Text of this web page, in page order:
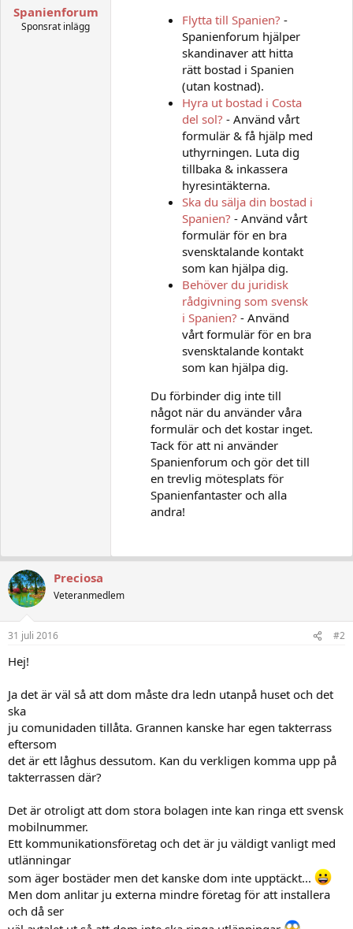
Spanienforum
Sponsrat inlägg
Flytta till Spanien? -
Spanienforum hjälper
skandinaver att hitta
rätt bostad i Spanien
(utan kostnad).
Hyra ut bostad i Costa
del sol? - Använd vårt
formulär & få hjälp med
uthyrningen. Luta dig
tillbaka & inkassera
hyresintäkterna.
Ska du sälja din bostad i
Spanien? - Använd vårt
formulär för en bra
svensktalande kontakt
som kan hjälpa dig.
Behöver du juridisk
rådgivning som svensk
i Spanien? - Använd
vårt formulär för en bra
svensktalande kontakt
som kan hjälpa dig.
Du förbinder dig inte till
något när du använder våra
formulär och det kostar inget.
Tack för att ni använder
Spanienforum och gör det till
en trevlig mötesplats för
Spanienfantaster och alla
andra!
Preciosa
Veteranmedlem
31 juli 2016 #2
Hej!
Ja det är väl så att dom måste dra ledn utanpå huset och det
ska
ju comunidaden tillåta. Grannen kanske har egen takterrass
eftersom
det är ett låghus dessutom. Kan du verkligen komma upp på
takterrassen där?
Det är otroligt att dom stora bolagen inte kan ringa ett svensk
mobilnummer.
Ett kommunikationsföretag och det är ju väldigt vanligt med
utlänningar
som äger bostäder men det kanske dom inte upptäckt...
Men dom anlitar ju externa mindre företag för att installera
och då ser